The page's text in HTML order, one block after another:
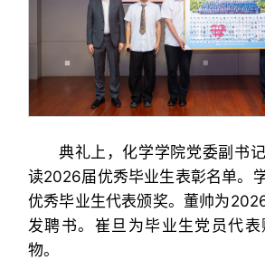
典礼上，化学学院党委副书
读2026届优秀毕业生表彰名单。
优秀毕业生代表颁奖。董帅为
发聘书。崔旦为毕业生党员代
物。